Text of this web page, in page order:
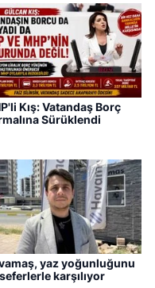
Kış: Vatandaş Borç
Sürüklendi
yaz yoğunluğunu
karşılıyor